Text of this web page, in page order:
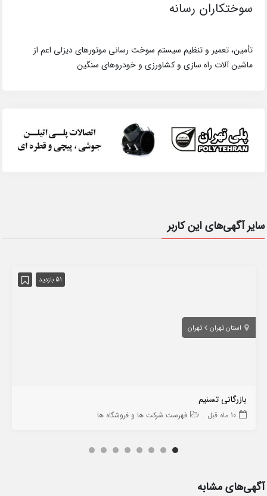
سوختکاران رسانه
تأمین، تعمیر و تنظیم سیستم سوخت رسانی موتورهای دیزلی اعم از
ماشین آلات راه سازی و کشاورزی و خودروهای سنگین
سایر آگهی‌های این کاربر
51 بازدید
استان تهران تهران
بازرگانی تسنیم
10 ماه قبل فهرست شرکت ها و فروشگاه ها
آگهی‌های مشابه